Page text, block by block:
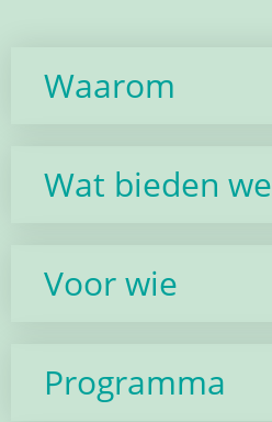
Waarom
Wat bieden we
Voor wie
Programma